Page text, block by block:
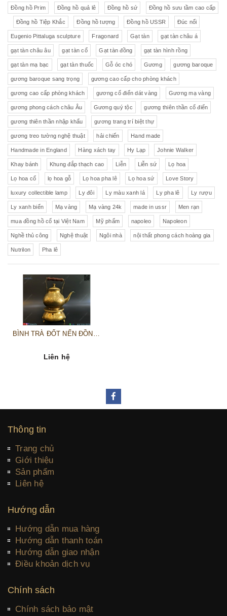
Đồng hồ Prim Đồng hồ quả lê Đồng hồ sứ Đồng hồ sưu tầm cao cấp
Đồng hồ Tiệp Khắc Đồng hồ tượng Đồng hồ USSR Đúc nổi
Eugenio Pittaluga sculpture Fragonard Gạt tàn gạt tàn châu á
gạt tàn châu âu gạt tàn cổ Gạt tàn đồng gạt tàn hình rồng
gạt tàn mạ bạc gạt tàn thuốc Gỗ óc chó Gương gương baroque
gương baroque sang trọng gương cao cấp cho phòng khách
gương cao cấp phòng khách gương cổ điển dát vàng Gương mạ vàng
gương phong cách châu Âu Gương quý tộc gương thiên thần cổ điển
gương thiên thần nhập khẩu gương trang trí biệt thự
gương treo tường nghệ thuật hải chiến Hand made
Handmade in England Hàng xách tay Hy Lạp Johnie Walker
Khay bánh Khung đắp thạch cao Liễn Liễn sứ Lọ hoa
Lọ hoa cổ lọ hoa gỗ Lọ hoa pha lê Lọ hoa sứ Love Story
luxury collectible lamp Ly đôi Ly màu xanh lá Ly pha lê Ly rượu
Ly xanh biển Mạ vàng Mạ vàng 24k made in ussr Men rạn
mua đồng hồ cổ tại Việt Nam Mỹ phẩm napoleo Napoleon
Nghề thủ công Nghệ thuật Ngôi nhà nội thất phong cách hoàng gia
Nutrilon Pha lê
BÌNH TRÀ ĐỐT NẾN ĐỒNG CHÂU ÂU
Liên hệ
Thông tin
Trang chủ
Giới thiệu
Sản phẩm
Liên hệ
Hướng dẫn
Hướng dẫn mua hàng
Hướng dẫn thanh toán
Hướng dẫn giao nhận
Điều khoản dịch vụ
Chính sách
Chính sách bảo mật